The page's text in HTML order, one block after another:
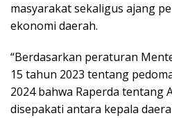
masyarakat sekaligus ajang
ekonomi daerah.
“Berdasarkan peraturan
15 tahun 2023 tentang
2024 bahwa Raperda tentang
disepakati antara kepala